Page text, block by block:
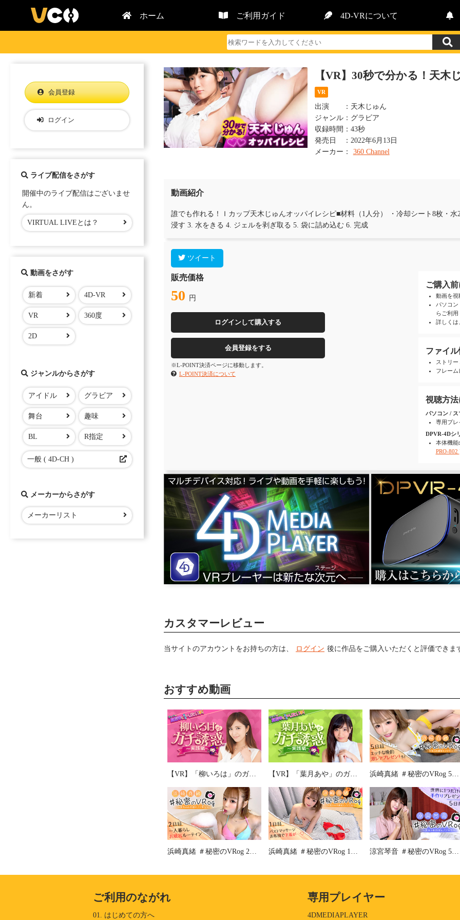
ホーム ご利用ガイド 4D-VRについて
会員登録
ログイン
ライブ配信をさがす
開催中のライブ配信はございませ
ん。
VIRTUAL LIVEとは？
動画をさがす
新着 4D-VR
VR 360度
2D
ジャンルからさがす
アイドル グラビア
舞台 趣味
BL R指定
一般 ( 4D-CH )
メーカーからさがす
メーカーリスト
【VR】30秒で分かる！天
VR
出演 ： 天木じゅん
ジャンル： グラビア
収録時間 ： 43秒
発売日
： 2022年6月13日
メーカー ： 360 Channel
動画紹介
誰でも作れる！Ｉカップ天木じゅんオッパイレシピ■材料（1人分） ・冷却シート8枚・
浸す 3. 水をきる 4. ジェルを剥ぎ取る 5. 袋に詰め込む 6. 完成
ツイート
販売価格
50 円
ログインして購入する
会員登録をする
※L-POINT決済ページに移動します。
L-POINT決済について
ご購入
動画を視
パソコ
らご利
詳しくは
ファイ
ストリー
フレーム
視聴方
パソコン / ス
専用プレ
DPVR-4Dシ
本体機
PRO-802
カスタマーレビュー
当サイトのアカウントをお持ちの方は、 ログイン 後に作品をご購入いただくと評価できま
おすすめ動画
【VR】「柳いろは」のガチ誘惑 ～実践編～ 【VR】「葉月あや」のガチ誘惑 ～実践編～ 浜崎真緒 ＃秘密のVRog 5日目 エッチな晩酌 激レアプレゼントも！
浜崎真緒 ＃秘密のVRog 2日目 一人暮らし お風呂ルーティン 浜崎真緒 ＃秘密のVRog 1日目 バストマッサージ お布団で下着が… 涼宮琴音 ＃秘密のVRog 5日目 世界に一つだけのプレゼント
ご利用のながれ
01. はじめての方へ
専用プレイヤー
4DMEDIAPLAYER